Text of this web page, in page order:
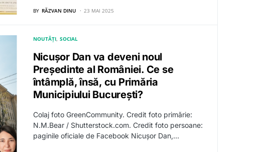
BY RĂZVAN DINU 23 MAI 2025
NOUTĂȚI SOCIAL
Nicușor Dan va deveni noul
Președinte al României. Ce se
întâmplă, însă, cu Primăria
Municipiului București?
Colaj foto GreenCommunity. Credit foto primărie:
N.M.Bear / Shutterstock.com. Credit foto persoane:
paginile oficiale de Facebook Nicușor Dan,…